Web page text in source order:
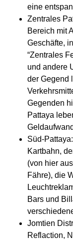
eine
Zentrales
Bereich mit
Geschäfte,
“Zentrales
und andere
der Gegend
Gegenden
Pattaya
Süd-
Kartbahn,
(von hier
Fähre), die
Bars und
Jomtien
Reflaction,